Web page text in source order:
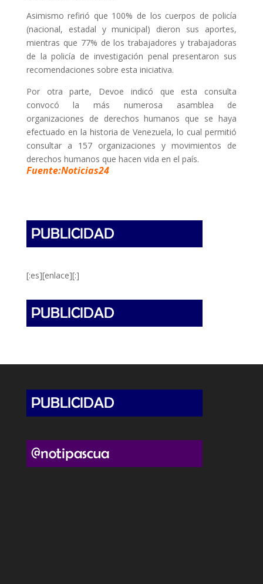
Asimismo refirió que 100% de los cuerpos de policía
(nacional, estadal y municipal) dieron sus aportes,
mientras que 77% de los trabajadores y trabajadoras
de la policía de investigación penal presentaron sus
recomendaciones sobre esta iniciativa.
Por otra parte, Devoe indicó que esta consulta
convocó la más numerosa asamblea de
organizaciones de derechos humanos que se haya
efectuado en la historia de Venezuela, lo cual permitió
consultar a 157 organizaciones y movimientos de
derechos humanos que hacen vida en el país.
Fuente:Noticias24
[:es][enlace][:]